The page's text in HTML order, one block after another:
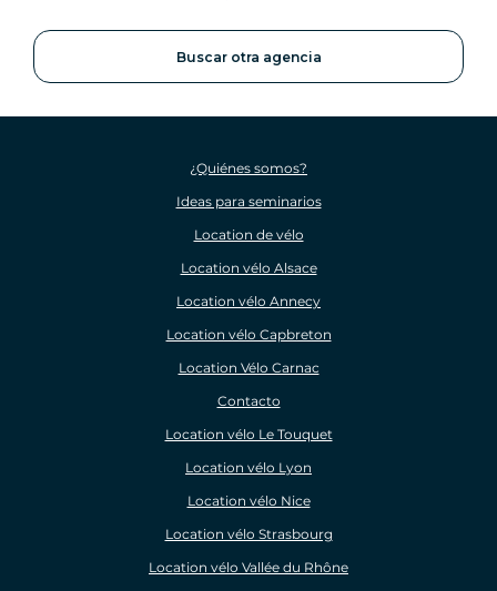
Buscar otra agencia
¿Quiénes somos?
Ideas para seminarios
Location de vélo
Location vélo Alsace
Location vélo Annecy
Location vélo Capbreton
Location Vélo Carnac
Contacto
Location vélo Le Touquet
Location vélo Lyon
Location vélo Nice
Location vélo Strasbourg
Location vélo Vallée du Rhône